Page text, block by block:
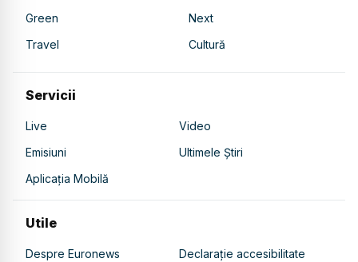
Green
Next
Travel
Cultură
Servicii
Live
Video
Emisiuni
Ultimele Știri
Aplicația Mobilă
Utile
Despre Euronews
Declarație accesibilitate